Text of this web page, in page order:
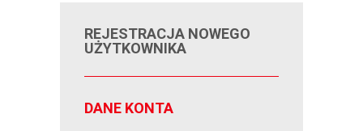
REJESTRACJA NOWEGO
UŻYTKOWNIKA
DANE KONTA